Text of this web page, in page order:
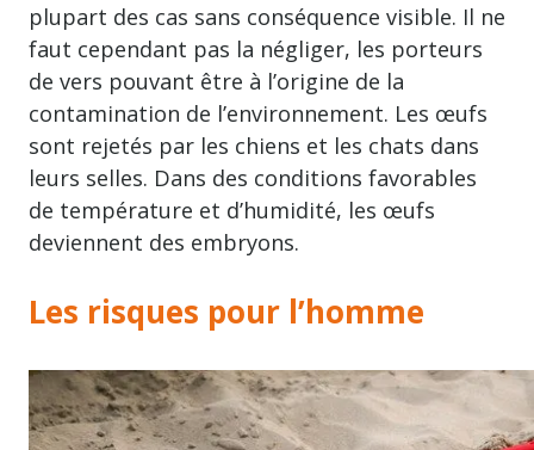
plupart des cas sans conséquence visible. Il ne
faut cependant pas la négliger, les porteurs
de vers pouvant être à l’origine de la
contamination de l’environnement. Les œufs
sont rejetés par les chiens et les chats dans
leurs selles. Dans des conditions favorables
de température et d’humidité, les œufs
deviennent des embryons.
Les risques pour l’homme